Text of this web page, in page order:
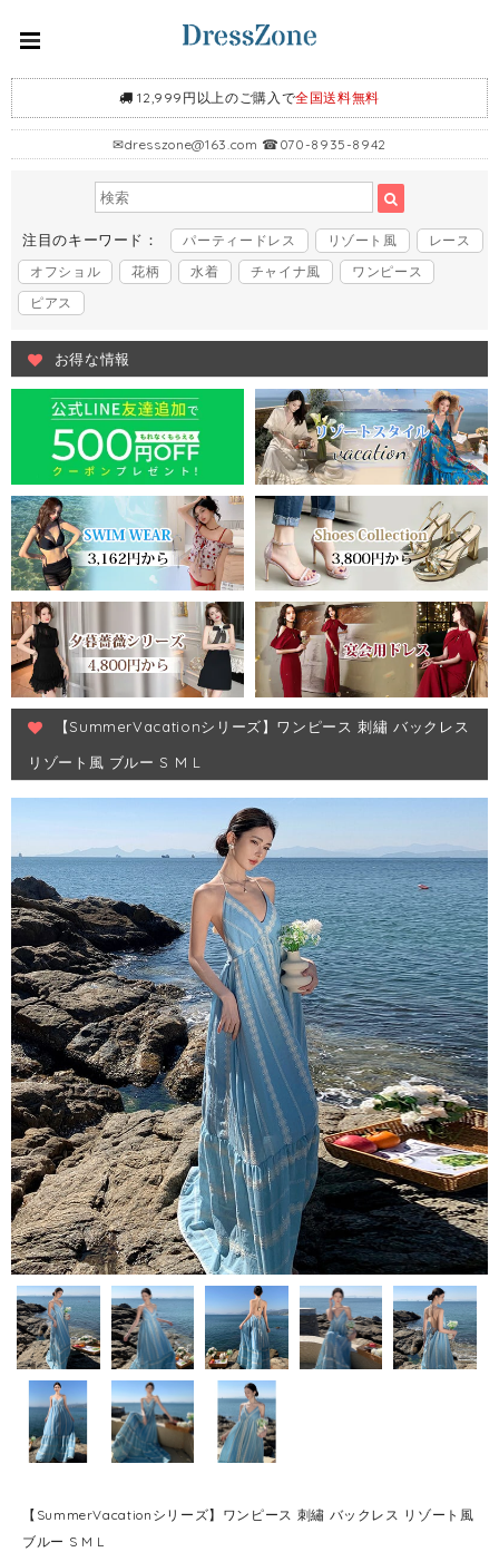
12,999円以上のご購入で全国送料無料
✉dresszone@163.com ☎070-8935-8942
注目のキーワード： パーティードレス リゾート風
レース
オフショル
花柄 水着 チャイナ風
ワンピース
ピアス
お得な情報
【SummerVacationシリーズ】ワンピース 刺繡 バックレス
リゾート風 ブルー S M L
【SummerVacationシリーズ】ワンピース 刺繡 バックレス リゾート風
ブルー S M L